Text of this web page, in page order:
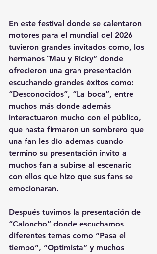
En este festival donde se calentaron
motores para el mundial del 2026
tuvieron grandes invitados como, los
hermanos ¨Mau y Ricky” donde
ofrecieron una gran presentación
escuchando grandes éxitos como:
“Desconocidos”, “La boca”, entre
muchos más donde además
interactuaron mucho con el público,
que hasta firmaron un sombrero que
una fan les dio ademas cuando
termino su presentación invito a
muchos fan a subirse al escenario
con ellos que hizo que sus fans se
emocionaran.
Después tuvimos la presentación de
“Caloncho” donde escuchamos
diferentes temas como “Pasa el
tiempo”, “Optimista” y muchos